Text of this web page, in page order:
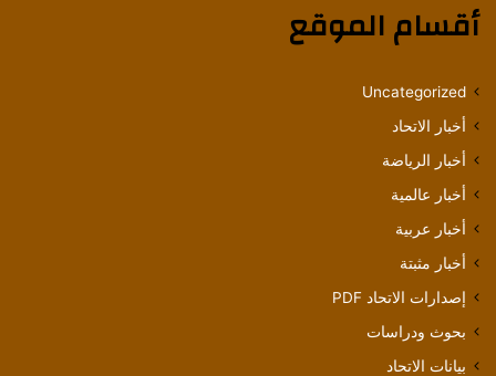
أقسام الموقع
Uncategorized
أخبار الاتحاد
أخبار الرياضة
أخبار عالمية
أخبار عربية
أخبار مثبتة
إصدارات الاتحاد PDF
بحوث ودراسات
بيانات الاتحاد